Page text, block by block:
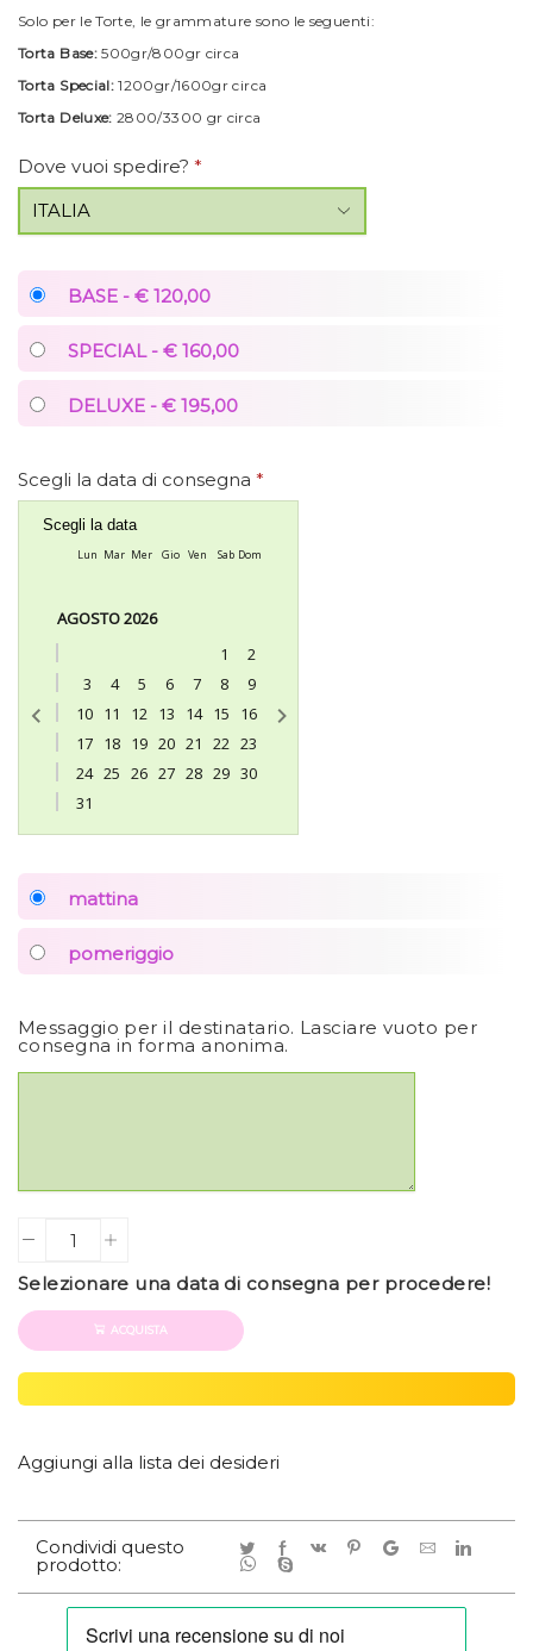
Solo per le Torte, le grammature sono le seguenti:
Torta Base:500gr/800gr circa
Torta Special: 1200gr/1600gr circa
Torta Deluxe: 2800/3300 gr circa
Dove vuoi spedire? *
BASE - € 120,00
SPECIAL - € 160,00
DELUXE - € 195,00
Scegli la data di consegna *
Scegli la data
Lun Mar Mer Gio Ven Sab Dom
AGOSTO 2026
1
2
3
4 5 6 7 8
9
10 11 12 13 14 15
16
17 18 19 20 21 22 23
24 25 26 27 28 29 30
31
mattina
pomeriggio
Messaggio per il destinatario. Lasciare vuoto per
consegna in forma anonima.
Quantity
Selezionare una data di consegna per procedere!
ACQUISTA
Aggiungi alla lista dei desideri
Condividi questo
prodotto: